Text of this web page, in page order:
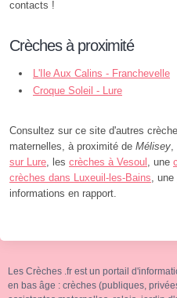
contacts !
Crèches à proximité
L'Ile Aux Calins - Franchevelle
Croque Soleil - Lure
Consultez sur ce site d'autres
maternelles, à proximité de Mélisey,
sur Lure, les crèches à Vesoul , une
crèches dans Luxeuil-les-Bains, une
informations en rapport.
Les Crèches .fr est un portail
en bas âge : crèches (publiques,